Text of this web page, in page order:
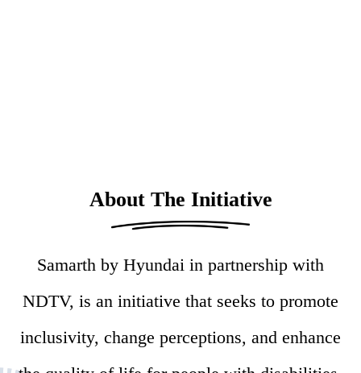
About The Initiative
Samarth by Hyundai in partnership with
NDTV, is an initiative that seeks to promote
inclusivity, change perceptions, and enhance